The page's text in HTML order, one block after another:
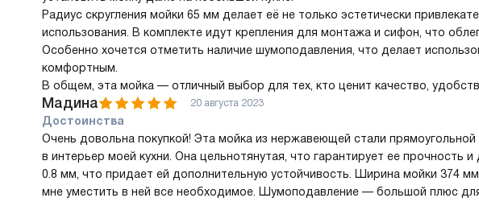
Радиус скругления мойки 65 мм делает её не только эстетически
использования. В комплекте идут крепления для монтажа и сифон, что
Особенно хочется отметить наличие шумоподавления, что делает
комфортным.
В общем, эта мойка — отличный выбор для тех, кто ценит качество,
Мадина 20 августа 2023
Достоинства
Очень довольна покупкой! Эта мойка из нержавеющей стали
в интерьер моей кухни. Она цельнотянутая, что гарантирует ее прочность
0.8 мм, что придает ей дополнительную устойчивость. Ширина мойки 374
мне уместить в ней все необходимое. Шумоподавление — большой плюс для